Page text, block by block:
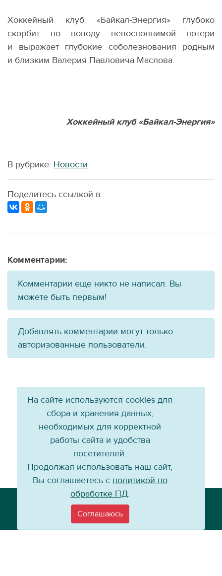
Хоккейный клуб «Байкал-Энергия» глубоко
скорбит по поводу невосполнимой потери
и выражает глубокие соболезнования родным
и близким Валерия Павловича Маслова.
Хоккейный клуб «Байкал-Энергия»
В рубрике: Новости
Поделитесь ссылкой в:
Комментарии:
Комментарии еще никто не написал. Вы
можете быть первым!
Добавлять комментарии могут только
авторизованные пользователи.
Email:info@baikal-energy.ru
На сайте используются cookies для
сбора и хранения данных,
необходимых для корректной
работы сайта и удобства
посетителей.
Продолжая использовать наш сайт,
Вы соглашаетесь с политикой по
обработке ПД.
Соглашаюсь